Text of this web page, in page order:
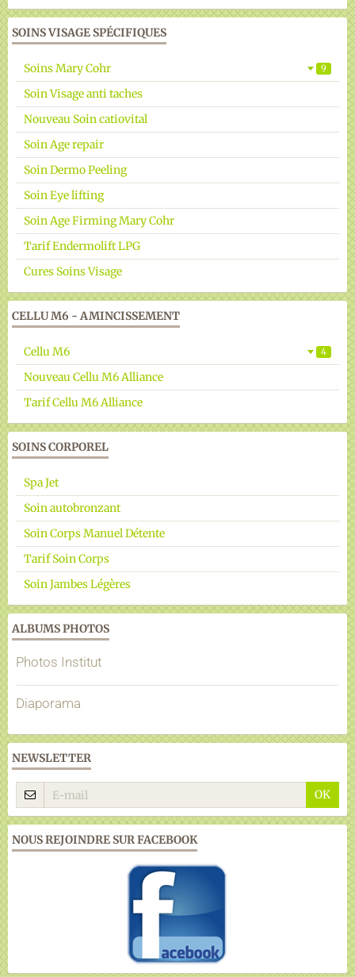
SOINS VISAGE SPÉCIFIQUES
Soins Mary Cohr 9
Soin Visage anti taches
Nouveau Soin catiovital
Soin Age repair
Soin Dermo Peeling
Soin Eye lifting
Soin Age Firming Mary Cohr
Tarif Endermolift LPG
Cures Soins Visage
CELLU M6 - AMINCISSEMENT
Cellu M6 4
Nouveau Cellu M6 Alliance
Tarif Cellu M6 Alliance
SOINS CORPOREL
Spa Jet
Soin autobronzant
Soin Corps Manuel Détente
Tarif Soin Corps
Soin Jambes Légères
ALBUMS PHOTOS
Photos Institut
Diaporama
NEWSLETTER
OK
NOUS REJOINDRE SUR FACEBOOK